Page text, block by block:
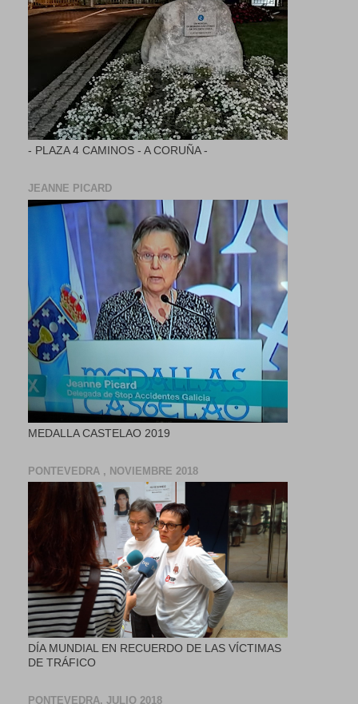
- PLAZA 4 CAMINOS - A CORUÑA -
JEANNE PICARD
MEDALLA CASTELAO 2019
PONTEVEDRA , NOVIEMBRE 2018
DÍA MUNDIAL EN RECUERDO DE LAS VÍCTIMAS
DE TRÁFICO
PONTEVEDRA, JULIO 2018